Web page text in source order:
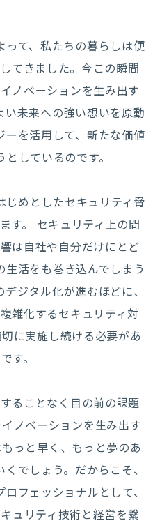
って、私たちの暮らしは便
てきました。今この瞬間
ノベーションを生み出す
い未来への強い想いを原動
を活用して、 新たな価値
しているのです。
じめとしたセキュリティ脅
す。 セキュリティ上の問
は自社や自分だけにとど
生活をも巻き込んでしまう
デジタル化が進むほどに、
雑化するセキュリティ対
に実施し続ける必要があ
す。
ることなく目の前の課題
ノベーションを生み出す
っと早く、もっと夢のあ
でしょう。 だからこそ、
フェッショナルとして、
ュリティ技術と経営を繋